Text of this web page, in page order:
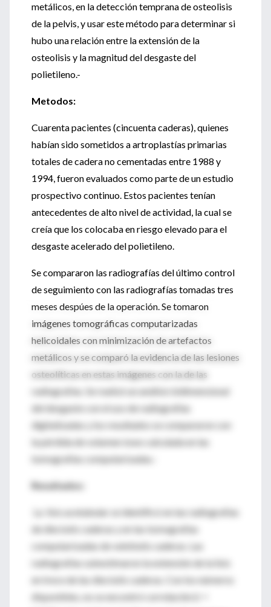
metálicos, en la detección temprana de osteolisis
de la pelvis, y usar este método para determinar si
hubo una relación entre la extensión de la
osteolisis y la magnitud del desgaste del
polietileno.-
Metodos:
Cuarenta pacientes (cincuenta caderas), quienes
habían sido sometidos a artroplastías primarias
totales de cadera no cementadas entre 1988 y
1994, fueron evaluados como parte de un estudio
prospectivo continuo. Estos pacientes tenían
antecedentes de alto nivel de actividad, la cual se
creía que los colocaba en riesgo elevado para el
desgaste acelerado del polietileno.
Se compararon las radiografías del último control
de seguimiento con las radiografías tomadas tres
meses despúes de la operación. Se tomaron
imágenes tomográficas computarizadas
helicoidales con minimización de artefactos
metálicos y se comparó la evidencia de las lesiones
osteolíticas en estas imágenes con la de las
radiografías. Se realizó un análisis bidimensional
del desgaste con el uso de radiografías
digitalizadas y los resultados se compararon con
la pérdida de volumen óseo calculada en las
tomografías computarizadas.-
Resultados:
La lisis acetabular se identificó en las radiografías
de dieciséis caderas y en las tomografías
computarizadas de veintiséis caderas. Las
radiografías subestimaron la extensión de la lisis
en trece de las dieciséis caderas. Con los números
disponibles, no se encontró correlación (r =